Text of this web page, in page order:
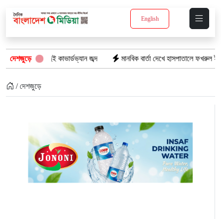
English
দেশজুড়ে
কাভার্ডভ্যান জব্দ মানবিক বার্তা দেখে হাসপাতালে ফখরুল ইসলাম খান সিআইপি
/ দেশজুড়ে